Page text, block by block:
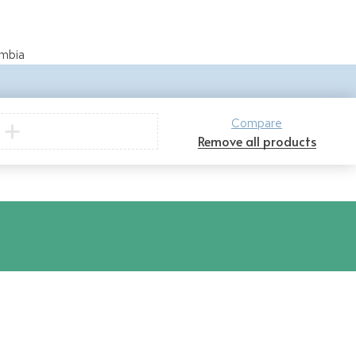
Compare
Remove all products